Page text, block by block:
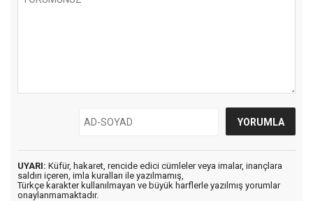
UYARI: Küfür, hakaret, rencide edici cümleler veya imalar, inançlara
saldırı içeren, imla kuralları ile yazılmamış,
Türkçe karakter kullanılmayan ve büyük harflerle yazılmış yorumlar
onaylanmamaktadır.